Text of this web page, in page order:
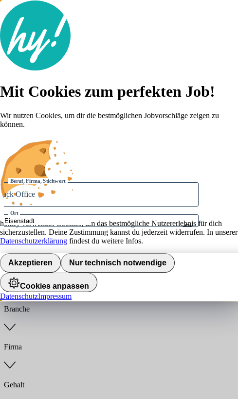
Lebenslauf
Karriere-Tipps
Anmelden
Beruf, Firma, Stichwort
Ort
Umkreis
Jobs finden
Anstellungsart
Branche
Firma
Gehalt
Mit Cookies zum perfekten Job!
Wir nutzen Cookies, um dir die bestmöglichen Jobvorschläge zeigen zu
können.
hokify verwendet Cookies, um das bestmögliche Nutzererlebnis für dich
sicherzustellen. Deine Zustimmung kannst du jederzeit widerrufen. In unserer
Datenschutzerklärung findest du weitere Infos.
Akzeptieren Nur technisch notwendige
Cookies anpassen
DatenschutzImpressum